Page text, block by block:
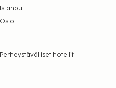
Istanbul
Oslo
Perheystävälliset hotellit